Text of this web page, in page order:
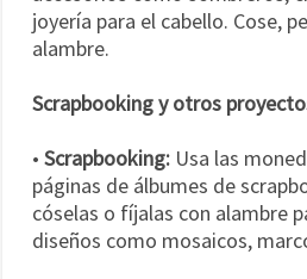
joyería para el cabello. Cose,
alambre.
Scrapbooking y otros
• Scrapbooking: Usa las
páginas de álbumes de
cóselas o fíjalas con alambre
diseños como mosaicos,